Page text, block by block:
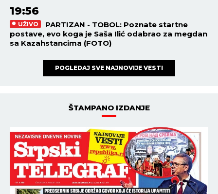
19:56
UŽIVO
PARTIZAN - TOBOL: Poznate startne
postave, evo koga je Saša Ilić odabrao za megdan
sa Kazahstancima (FOTO)
POGLEDAJ SVE NAJNOVIJE VESTI
ŠTAMPANO IZDANJE